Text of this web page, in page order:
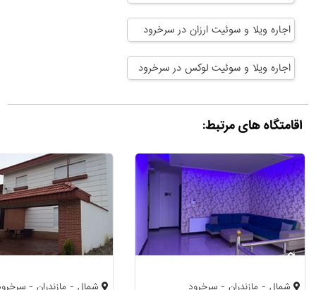
اجاره ویلا و سوئیت ارزان در سرخرود
اجاره ویلا و سوئیت لوکس در سرخرود
اقامتگاه های مرتبط:
شمال - مازندران - سرخرود شمال - مازندران -